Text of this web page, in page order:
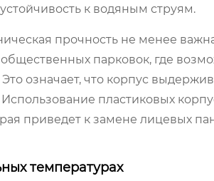
к водяным струям.
прочность не менее
парковок, где
означает, что корпус
пластиковых
приведет к замене лицевых
температурах